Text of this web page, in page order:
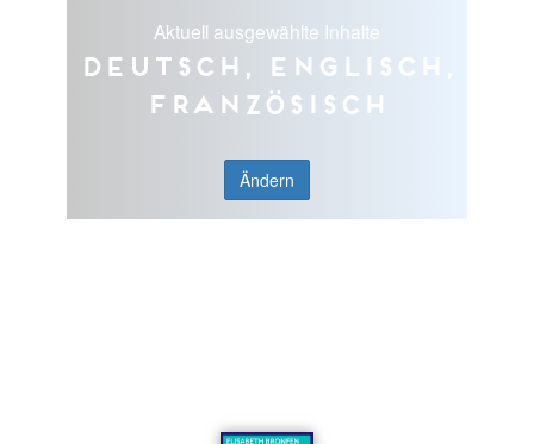
Aktuell ausgewählte Inhalte
Deutsch, Englisch,
Französisch
Ändern